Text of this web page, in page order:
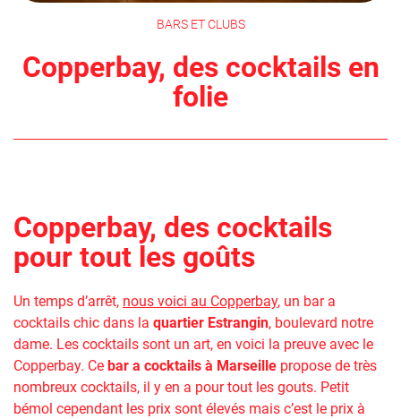
BARS ET CLUBS
Copperbay, des cocktails en
folie
Copperbay, des cocktails
pour tout les goûts
Un temps d’arrêt, nous voici au Copperbay, un bar a
cocktails chic dans la quartier Estrangin, boulevard notre
dame. Les cocktails sont un art, en voici la preuve avec le
Copperbay. Ce bar a cocktails à Marseille propose de très
nombreux cocktails, il y en a pour tout les gouts. Petit
bémol cependant les prix sont élevés mais c’est le prix à